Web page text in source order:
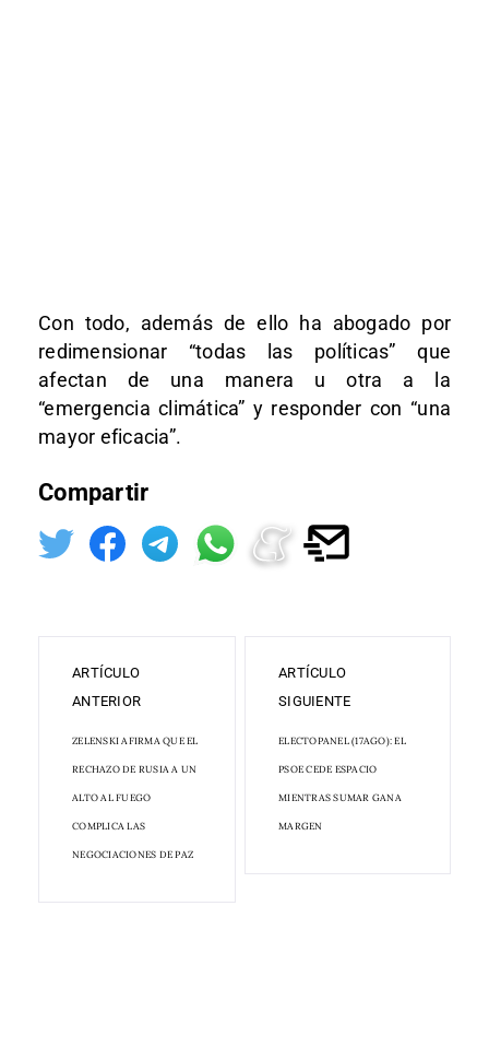
Con todo, además de ello ha abogado por
redimensionar “todas las políticas” que
afectan de una manera u otra a la
“emergencia climática” y responder con “una
mayor eficacia”.
Compartir
ARTÍCULO
ANTERIOR
ZELENSKI AFIRMA QUE EL
RECHAZO DE RUSIA A UN
ALTO AL FUEGO
COMPLICA LAS
NEGOCIACIONES DE PAZ
ARTÍCULO
SIGUIENTE
ELECTOPANEL (17AGO): EL
PSOE CEDE ESPACIO
MIENTRAS SUMAR GANA
MARGEN